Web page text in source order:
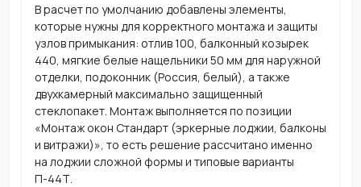
В расчет по умолчанию добавлены элементы,
которые нужны для корректного монтажа и защиты
узлов примыкания: отлив 100, балконный козырек
440, мягкие белые нащельники 50 мм для наружной
отделки, подоконник (Россия, белый), а также
двухкамерный максимально защищенный
стеклопакет. Монтаж выполняется по позиции
«Монтаж окон Стандарт (эркерные лоджии, балконы
и витражи)», то есть решение рассчитано именно
на лоджии сложной формы и типовые варианты
П-44Т.